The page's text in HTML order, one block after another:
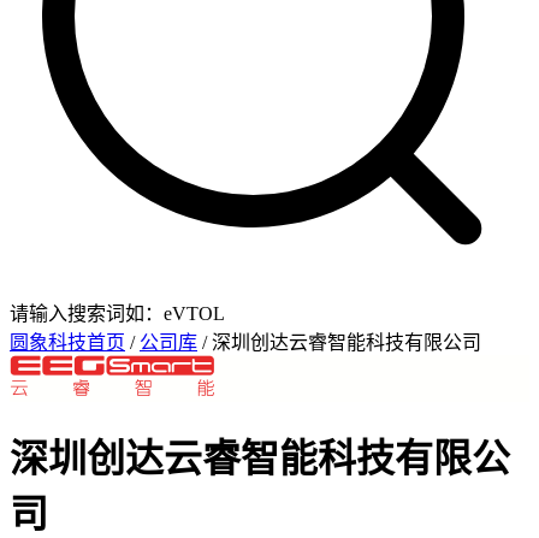
请输入搜索词如：eVTOL
圆象科技首页 / 公司库 / 深圳创达云睿智能科技有限公司
深圳创达云睿智能科技有限公
司